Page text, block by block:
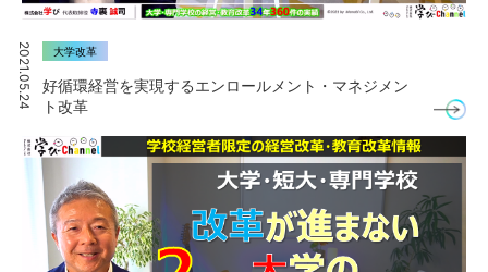
2021.05.24 大学改革
好循環経営を実現するエンロールメント・マネジメン
ト改革